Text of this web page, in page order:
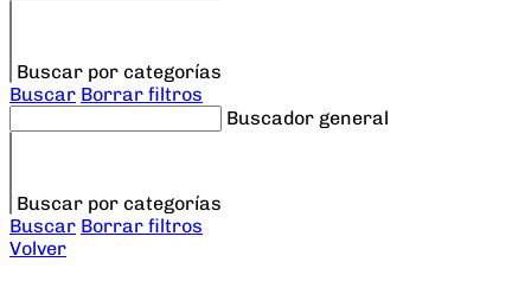
Buscar por categorías
Buscar Borrar filtros
Buscador general
Buscar por categorías
Buscar Borrar filtros
Volver